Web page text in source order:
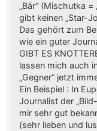
„Bär“ (Mischutka
gibt keinen „Star-
Das gehört zum
wie ein guter
GIBT ES
lassen mich auch
„Gegner“ jetzt
Ein Beispiel : In
Journalist der
mir sehr gut
(sehr lieben und